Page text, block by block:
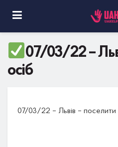
07/03/22 –
осіб
07/03/22 – Львів – поселити